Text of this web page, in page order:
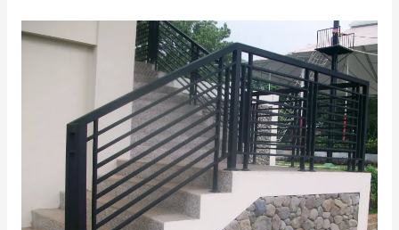
Railing
Tangga
Modern
Jakarta